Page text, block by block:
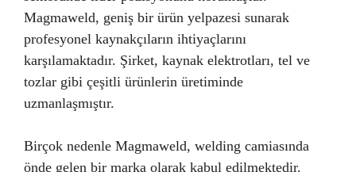
Magmaweld, geniş bir ürün yelpazesi sunarak
profesyonel kaynakçıların ihtiyaçlarını
karşılamaktadır. Şirket, kaynak elektrotları, tel ve
tozlar gibi çeşitli ürünlerin üretiminde
uzmanlaşmıştır.
Birçok nedenle Magmaweld, welding camiasında
önde gelen bir marka olarak kabul edilmektedir.